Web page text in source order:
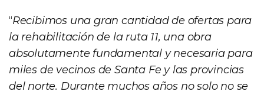
“Recibimos una gran cantidad de ofertas para
la rehabilitación de la ruta 11, una obra
absolutamente fundamental y necesaria para
miles de vecinos de Santa Fe y las provincias
del norte. Durante muchos años no solo no se